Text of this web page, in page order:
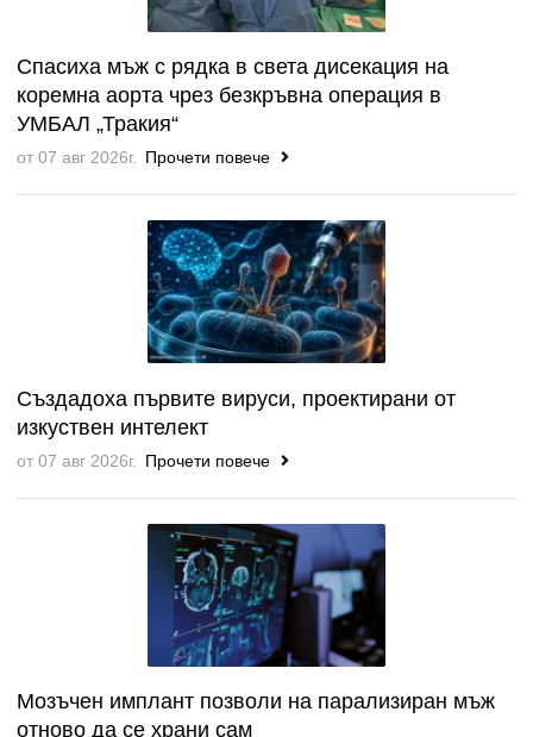
Спасиха мъж с рядка в света дисекация на
коремна аорта чрез безкръвна операция в
УМБАЛ „Тракия“
от 07 авг 2026г. Прочети повече
Създадоха първите вируси, проектирани от
изкуствен интелект
от 07 авг 2026г. Прочети повече
Мозъчен имплант позволи на парализиран мъж
отново да се храни сам